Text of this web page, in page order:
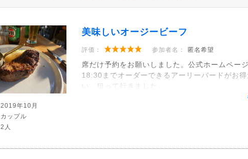
美味しいオージービーフ
評価： 参加者名： 匿名希望
席だけ予約をお願いしました。公式ホームペー
18:30までオーダーできるアーリーバードがお得
い、狙って行きました。
2019年10月
カップル
2人